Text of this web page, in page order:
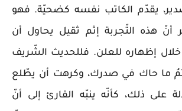
يقدّم الكاتب نفسه كضحيّة. فهو
هذه التّجربة إثم ثقيل يحاول أن
إظهاره للعلن. فللحديث الشّريف
ما حاك في صدرك، وكرهت أن يطّلع
على ذلك، كأنّه ينبّه القارئ إلى أنّ